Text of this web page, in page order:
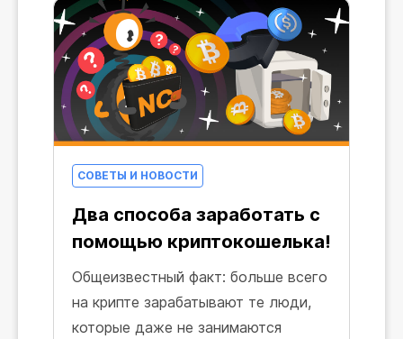
в любой ситуации — Биткоин.
СОВЕТЫ И НОВОСТИ
Два способа заработать с
помощью криптокошелька!
Общеизвестный факт: больше всего
на крипте зарабатывают те люди,
которые даже не занимаются